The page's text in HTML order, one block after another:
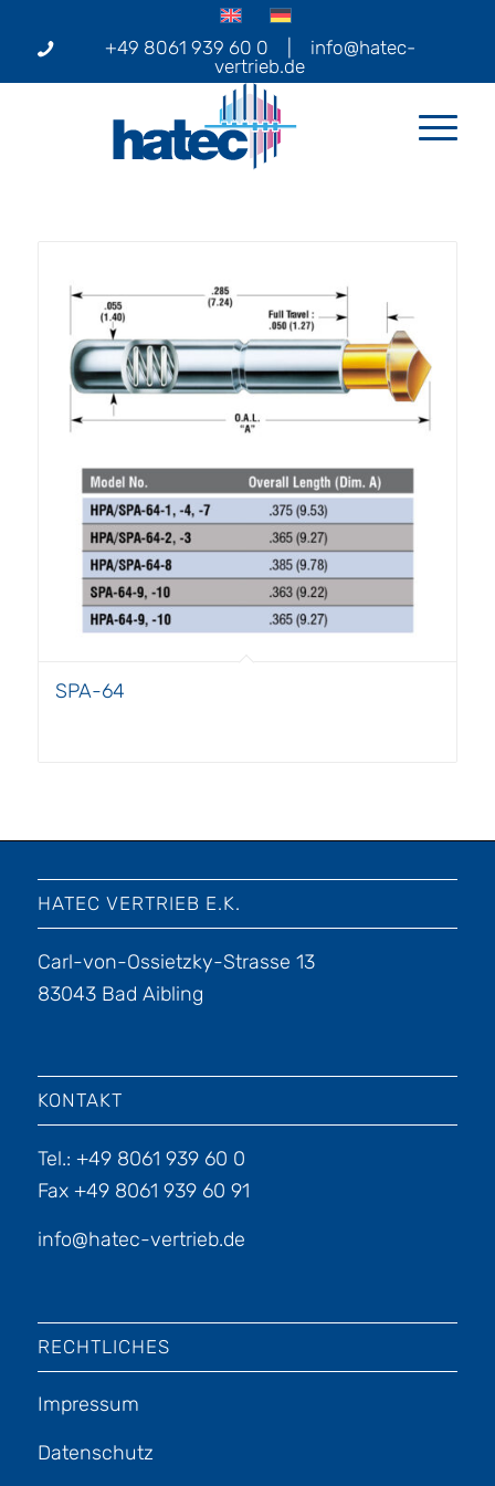
+49 8061 939 60 0
info@hatec-
vertrieb.de
SPA-64
HATEC VERTRIEB E.K.
Carl-von-Ossietzky-Strasse 13
83043 Bad Aibling
KONTAKT
Tel.: +49 8061 939 60 0
Fax +49 8061 939 60 91
info@hatec-vertrieb.de
RECHTLICHES
Impressum
Datenschutz